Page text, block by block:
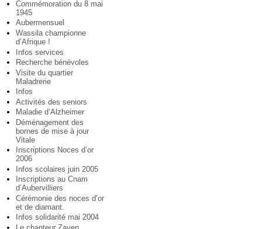
Commémoration du 8 mai
1945
Aubermensuel
Wassila championne
d’Afrique !
Infos services
Recherche bénévoles
Visite du quartier
Maladrerie
Infos
Activités des seniors
Maladie d’Alzheimer
Déménagement des
bornes de mise à jour
Vitale
Inscriptions Noces d’or
2006
Infos scolaires juin 2005
Inscriptions au Cnam
d’Aubervilliers
Cérémonie des noces d’or
et de diamant.
Infos solidarité mai 2004